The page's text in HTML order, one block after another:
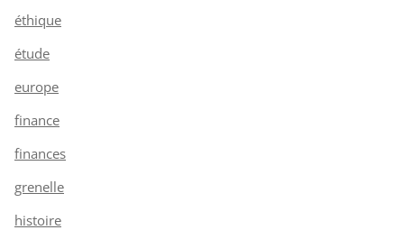
éthique
étude
europe
finance
finances
grenelle
histoire